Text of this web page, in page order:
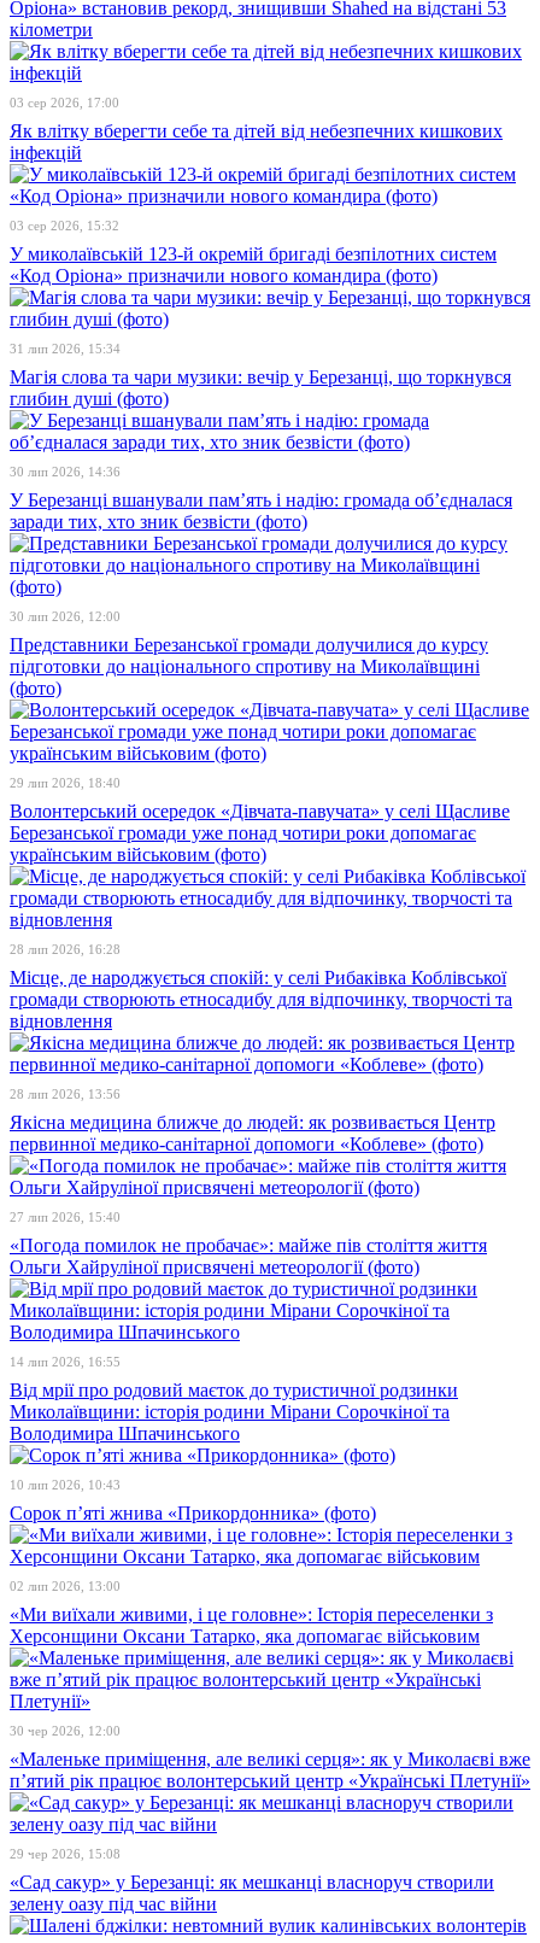
Оріона» встановив рекорд, знищивши Shahed на відстані 53
кілометри
03 сер 2026, 17:00
Як влітку вберегти себе та дітей від небезпечних кишкових
інфекцій
03 сер 2026, 15:32
У миколаївській 123-й окремій бригаді безпілотних систем
«Код Оріона» призначили нового командира (фото)
31 лип 2026, 15:34
Магія слова та чари музики: вечір у Березанці, що торкнувся
глибин душі (фото)
30 лип 2026, 14:36
У Березанці вшанували пам’ять і надію: громада об’єдналася
заради тих, хто зник безвісти (фото)
30 лип 2026, 12:00
Представники Березанської громади долучилися до курсу
підготовки до національного спротиву на Миколаївщині
(фото)
29 лип 2026, 18:40
Волонтерський осередок «Дівчата-павучата» у селі Щасливе
Березанської громади уже понад чотири роки допомагає
українським військовим (фото)
28 лип 2026, 16:28
Місце, де народжується спокій: у селі Рибаківка Коблівської
громади створюють етносадибу для відпочинку, творчості та
відновлення
28 лип 2026, 13:56
Якісна медицина ближче до людей: як розвивається Центр
первинної медико-санітарної допомоги «Коблеве» (фото)
27 лип 2026, 15:40
«Погода помилок не пробачає»: майже пів століття життя
Ольги Хайруліної присвячені метеорології (фото)
14 лип 2026, 16:55
Від мрії про родовий маєток до туристичної родзинки
Миколаївщини: історія родини Мірани Сорочкіної та
Володимира Шпачинського
10 лип 2026, 10:43
Сорок п’яті жнива «Прикордонника» (фото)
02 лип 2026, 13:00
«Ми виїхали живими, і це головне»: Історія переселенки з
Херсонщини Оксани Татарко, яка допомагає військовим
30 чер 2026, 12:00
«Маленьке приміщення, але великі серця»: як у Миколаєві вже
п’ятий рік працює волонтерський центр «Українські Плетунії»
29 чер 2026, 15:08
«Сад сакур» у Березанці: як мешканці власноруч створили
зелену оазу під час війни